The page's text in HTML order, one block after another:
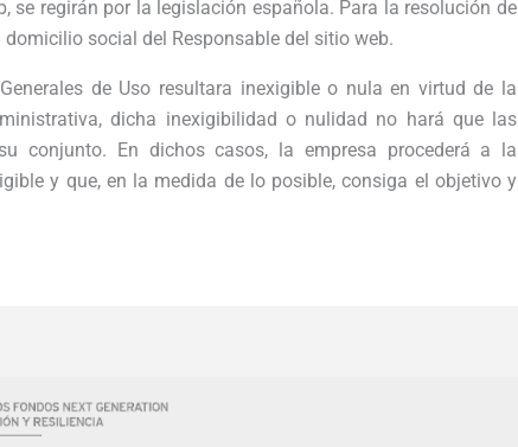
se regirán por la legislación española. Para la resolución de
social del Responsable del sitio web.
de Uso resultara inexigible o nula en virtud de la
dicha inexigibilidad o nulidad no hará que las
conjunto. En dichos casos, la empresa procederá a la
y que, en la medida de lo posible, consiga el objetivo y